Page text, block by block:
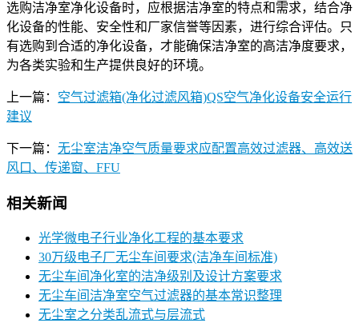
选购洁净室净化设备时，应根据洁净室的特点和需求，结合净
化设备的性能、安全性和厂家信誉等因素，进行综合评估。只
有选购到合适的净化设备，才能确保洁净室的高洁净度要求，
为各类实验和生产提供良好的环境。
上一篇： 空气过滤箱(净化过滤风箱)QS空气净化设备安全运行
建议
下一篇： 无尘室洁净空气质量要求应配置高效过滤器、高效送
风口、传递窗、FFU
相关新闻
光学微电子行业净化工程的基本要求
30万级电子厂无尘车间要求(洁净车间标准)
无尘车间净化室的洁净级别及设计方案要求
无尘车间洁净室空气过滤器的基本常识整理
无尘室之分类乱流式与层流式